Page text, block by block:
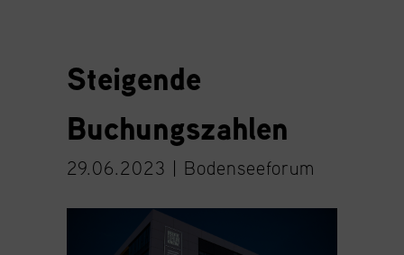
Steigende
Buchungszahlen
29.06.2023 | Bodenseeforum